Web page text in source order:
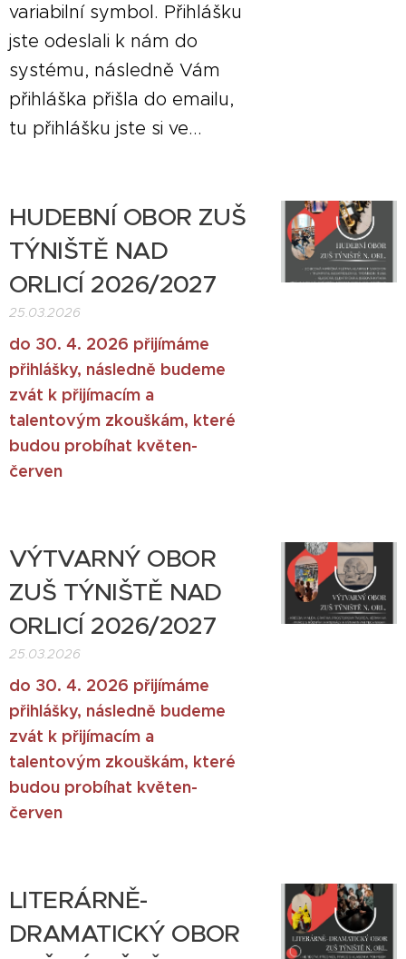
variabilní symbol. Přihlášku
jste odeslali k nám do
systému, následně Vám
přihláška přišla do emailu,
tu přihlášku jste si ve...
HUDEBNÍ OBOR ZUŠ
TÝNIŠTĚ NAD
ORLICÍ 2026/2027
25.03.2026
do 30. 4. 2026 přijímáme
přihlášky, následně budeme
zvát k přijímacím a
talentovým zkouškám, které
budou probíhat květen-
červen
VÝTVARNÝ OBOR
ZUŠ TÝNIŠTĚ NAD
ORLICÍ 2026/2027
25.03.2026
do 30. 4. 2026 přijímáme
přihlášky, následně budeme
zvát k přijímacím a
talentovým zkouškám, které
budou probíhat květen-
červen
LITERÁRNĚ-
DRAMATICKÝ OBOR